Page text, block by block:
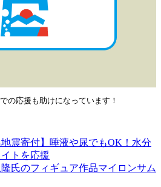
での応援も助けになっています！
地震寄付】唾液や尿でもOK！水分
トを応援
氏のフィギュア作品マイロンサム